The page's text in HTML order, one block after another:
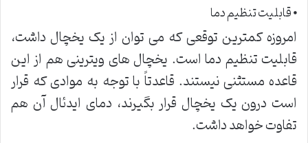
⦁ قابلیت تنظیم دما
امروزه کمترین توقعی که می توان از یک یخچال داشت،
قابلیت تنظیم دما است. یخچال های ویترینی هم از این
قاعده مستثنی نیستند. قاعدتاً با توجه به موادی که قرار
است درون یک یخچال قرار بگیرند، دمای ایدئال آن هم
تفاوت خواهد داشت.